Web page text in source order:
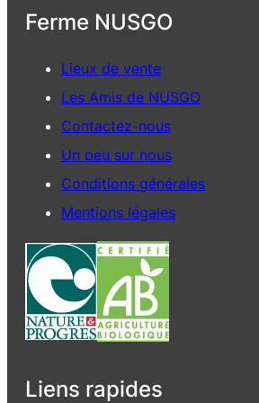
Ferme NUSGO
Lieux de vente
Les Amis de NUSGO
Contactez-nous
Un peu sur nous
Conditions générales
Mentions légales
Liens rapides